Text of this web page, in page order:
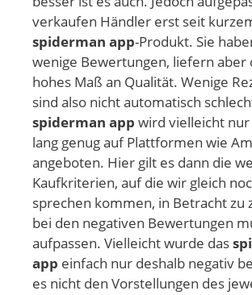
verkaufen Händler erst seit
spiderman app-Produkt. Sie
wenige Bewertungen, liefern aber
hohes Maß an Qualität. Wenige
sind also nicht automatisch
spiderman app wird vielleicht
lang genug auf Plattformen wie
angeboten. Hier gilt es dann die
Kaufkriterien, auf die wir gleich
sprechen kommen, in Betracht zu
bei den negativen Bewertungen
aufpassen. Vielleicht wurde das
app einfach nur deshalb negativ
es nicht den Vorstellungen des